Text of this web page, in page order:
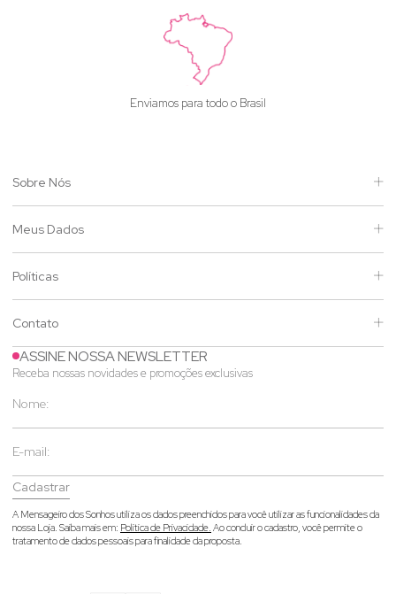
Enviamos para todo o Brasil
Sobre Nós
Meus Dados
Políticas
Contato
ASSINE NOSSA NEWSLETTER
Receba nossas novidades e promoções exclusivas
Cadastrar
A Mensageiro dos Sonhos utiliza os dados preenchidos para você utilizar as funcionalidades da
nossa Loja. Saiba mais em: Política de Privacidade. Ao concluir o cadastro, você permite o
tratamento de dados pessoais para finalidade da proposta.